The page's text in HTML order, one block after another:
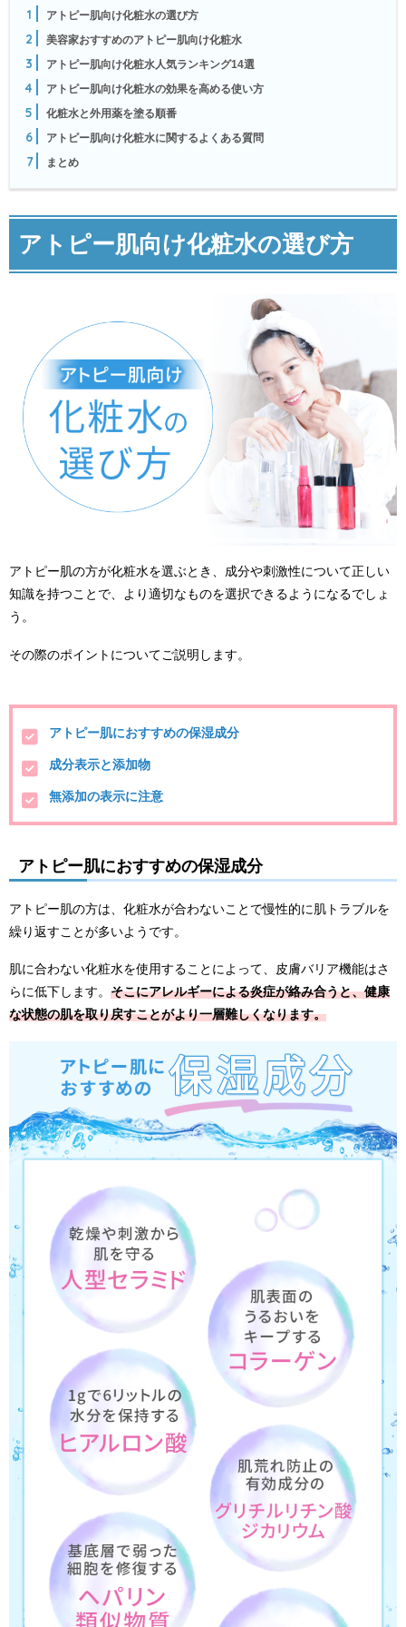
1 アトピー肌向け化粧水の選び方
2 美容家おすすめのアトピー肌向け化粧水
3 アトピー肌向け化粧水人気ランキング14選
4 アトピー肌向け化粧水の効果を高める使い方
5 化粧水と外用薬を塗る順番
6 アトピー肌向け化粧水に関するよくある質問
7 まとめ
アトピー肌向け化粧水の選び方
アトピー肌の方が化粧水を選ぶとき、成分や刺激性について正しい
知識を持つことで、より適切なものを選択できるようになるでしょ
う。
その際のポイントについてご説明します。
アトピー肌におすすめの保湿成分
成分表示と添加物
無添加の表示に注意
アトピー肌におすすめの保湿成分
アトピー肌の方は、化粧水が合わないことで慢性的に肌トラブルを
繰り返すことが多いようです。
肌に合わない化粧水を使用することによって、皮膚バリア機能はさ
らに低下します。 そこにアレルギーによる炎症が絡み合うと、健康
な状態の肌を取り戻すことがより一層難しくなります。